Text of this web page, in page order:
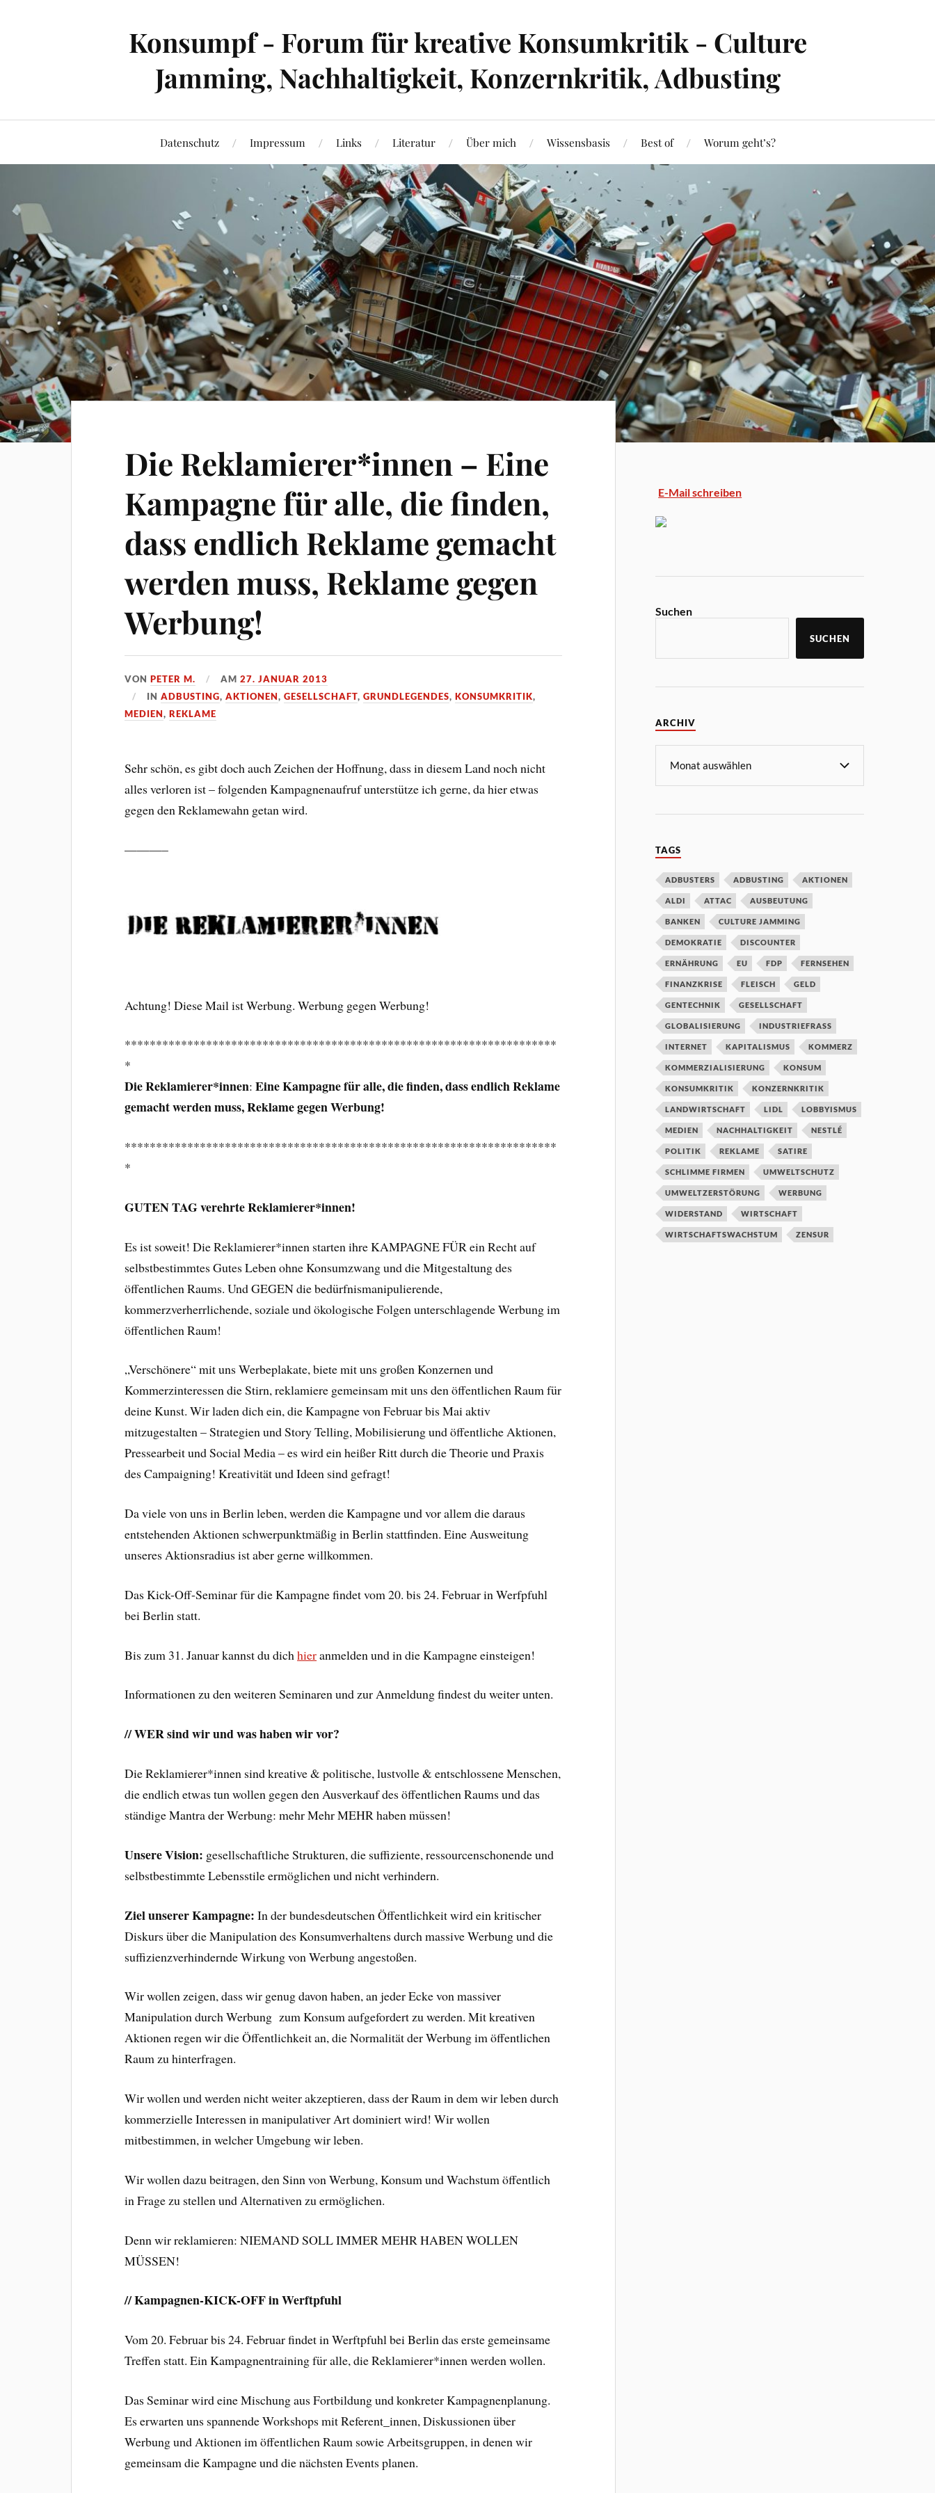
Konsumpf - Forum für kreative Konsumkritik - Culture
Jamming, Nachhaltigkeit, Konzernkritik, Adbusting
Datenschutz Impressum Links Literatur Über mich Wissensbasis Best of Worum geht’s?
Die Reklamierer*innen – Eine
Kampagne für alle, die finden,
dass endlich Reklame gemacht
werden muss, Reklame gegen
Werbung!
VONPETER M. AM27. JANUAR 2013
INADBUSTING,AKTIONEN,GESELLSCHAFT,GRUNDLEGENDES,KONSUMKRITIK,
MEDIEN,REKLAME
Sehr schön, es gibt doch auch Zeichen der Hoffnung, dass in diesem Land noch nicht
alles verloren ist – folgenden Kampagnenaufruf unterstütze ich gerne, da hier etwas
gegen den Reklamewahn getan wird.
———–
Achtung! Diese Mail ist Werbung. Werbung gegen Werbung!
*********************************************************************
*
Die Reklamierer*innen:Eine Kampagne für alle, die finden, dass endlich Reklame
gemacht werden muss, Reklame gegen Werbung!
*********************************************************************
*
GUTEN TAG verehrte Reklamierer*innen!
Es ist soweit! Die Reklamierer*innen starten ihre KAMPAGNE FÜR ein Recht auf
selbstbestimmtes Gutes Leben ohne Konsumzwang und die Mitgestaltung des
öffentlichen Raums. Und GEGEN die bedürfnismanipulierende,
kommerzverherrlichende, soziale und ökologische Folgen unterschlagende Werbung im
öffentlichen Raum!
„Verschönere“ mit uns Werbeplakate, biete mit uns großen Konzernen und
Kommerzinteressen die Stirn, reklamiere gemeinsam mit uns den öffentlichen Raum für
deine Kunst. Wir laden dich ein, die Kampagne von Februar bis Mai aktiv
mitzugestalten – Strategien und Story Telling, Mobilisierung und öffentliche Aktionen,
Pressearbeit und Social Media – es wird ein heißer Ritt durch die Theorie und Praxis
des Campaigning! Kreativität und Ideen sind gefragt!
Da viele von uns in Berlin leben, werden die Kampagne und vor allem die daraus
entstehenden Aktionen schwerpunktmäßig in Berlin stattfinden. Eine Ausweitung
unseres Aktionsradius ist aber gerne willkommen.
Das Kick-Off-Seminar für die Kampagne findet vom 20. bis 24. Februar in Werfpfuhl
bei Berlin statt.
Bis zum 31. Januar kannst du dichhieranmelden und in die Kampagne einsteigen!
Informationen zu den weiteren Seminaren und zur Anmeldung findest du weiter unten.
// WER sind wir und was haben wir vor?
Die Reklamierer*innen sind kreative & politische, lustvolle & entschlossene Menschen,
die endlich etwas tun wollen gegen den Ausverkauf des öffentlichen Raums und das
ständige Mantra der Werbung: mehr Mehr MEHR haben müssen!
Unsere Vision: gesellschaftliche Strukturen, die suffiziente, ressourcenschonende und
selbstbestimmte Lebensstile ermöglichen und nicht verhindern.
Ziel unserer Kampagne:In der bundesdeutschen Öffentlichkeit wird ein kritischer
Diskurs über die Manipulation des Konsumverhaltens durch massive Werbung und die
suffizienzverhindernde Wirkung von Werbung angestoßen.
Wir wollen zeigen, dass wir genug davon haben, an jeder Ecke von massiver
Manipulation durch Werbung zum Konsum aufgefordert zu werden. Mit kreativen
Aktionen regen wir die Öffentlichkeit an, die Normalität der Werbung im öffentlichen
Raum zu hinterfragen.
Wir wollen und werden nicht weiter akzeptieren, dass der Raum in dem wir leben durch
kommerzielle Interessen in manipulativer Art dominiert wird! Wir wollen
mitbestimmen, in welcher Umgebung wir leben.
Wir wollen dazu beitragen, den Sinn von Werbung, Konsum und Wachstum öffentlich
in Frage zu stellen und Alternativen zu ermöglichen.
Denn wir reklamieren: NIEMAND SOLL IMMER MEHR HABEN WOLLEN
MÜSSEN!
// Kampagnen-KICK-OFF in Werftpfuhl
Vom 20. Februar bis 24. Februar findet in Werftpfuhl bei Berlin das erste gemeinsame
Treffen statt. Ein Kampagnentraining für alle, die Reklamierer*innen werden wollen.
Das Seminar wird eine Mischung aus Fortbildung und konkreter Kampagnenplanung.
Es erwarten uns spannende Workshops mit Referent_innen, Diskussionen über
Werbung und Aktionen im öffentlichen Raum sowie Arbeitsgruppen, in denen wir
gemeinsam die Kampagne und die nächsten Events planen.
E-Mail schreiben
Suchen
SUCHEN
ARCHIV
TAGS
ADBUSTERS ADBUSTING AKTIONEN
ALDI ATTAC AUSBEUTUNG
BANKEN CULTURE JAMMING
DEMOKRATIE DISCOUNTER
ERNÄHRUNG EU FDP FERNSEHEN
FINANZKRISE FLEISCH GELD
GENTECHNIK GESELLSCHAFT
GLOBALISIERUNG INDUSTRIEFRASS
INTERNET KAPITALISMUS KOMMERZ
KOMMERZIALISIERUNG KONSUM
KONSUMKRITIK KONZERNKRITIK
LANDWIRTSCHAFT LIDL LOBBYISMUS
MEDIEN NACHHALTIGKEIT NESTLÉ
POLITIK REKLAME SATIRE
SCHLIMME FIRMEN UMWELTSCHUTZ
UMWELTZERSTÖRUNG WERBUNG
WIDERSTAND WIRTSCHAFT
WIRTSCHAFTSWACHSTUM ZENSUR